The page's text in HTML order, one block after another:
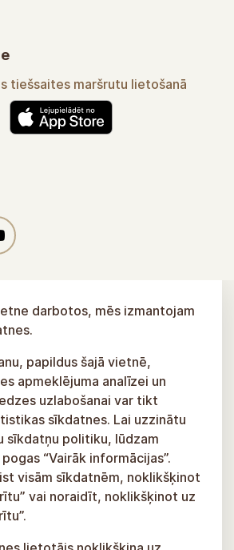
tiešsaites maršrutu lietošanā
darbotos, mēs izmantojam
papildus šajā vietnē,
apmeklējuma analīzei un
uzlabošanai var tikt
sīkdatnes. Lai uzzinātu
sīkdatņu politiku, lūdzam
“Vairāk informācijas”.
visām sīkdatnēm, noklikšķinot
vai noraidīt, noklikšķinot uz